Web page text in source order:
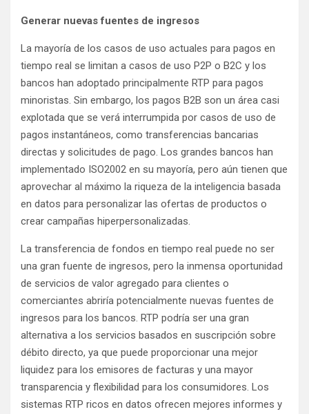
Generar nuevas fuentes de ingresos
La mayoría de los casos de uso actuales para pagos en
tiempo real se limitan a casos de uso P2P o B2C y los
bancos han adoptado principalmente RTP para pagos
minoristas. Sin embargo, los pagos B2B son un área casi
explotada que se verá interrumpida por casos de uso de
pagos instantáneos, como transferencias bancarias
directas y solicitudes de pago. Los grandes bancos han
implementado ISO2002 en su mayoría, pero aún tienen que
aprovechar al máximo la riqueza de la inteligencia basada
en datos para personalizar las ofertas de productos o
crear campañas hiperpersonalizadas.
La transferencia de fondos en tiempo real puede no ser
una gran fuente de ingresos, pero la inmensa oportunidad
de servicios de valor agregado para clientes o
comerciantes abriría potencialmente nuevas fuentes de
ingresos para los bancos. RTP podría ser una gran
alternativa a los servicios basados ​​en suscripción sobre
débito directo, ya que puede proporcionar una mejor
liquidez para los emisores de facturas y una mayor
transparencia y flexibilidad para los consumidores. Los
sistemas RTP ricos en datos ofrecen mejores informes y